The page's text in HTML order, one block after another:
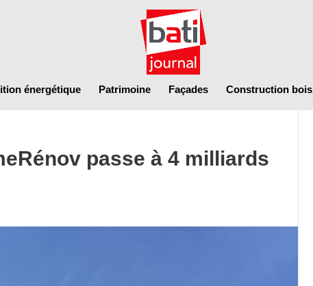
énergétique Patrimoine Façades Construction bois
passe à 4 milliards